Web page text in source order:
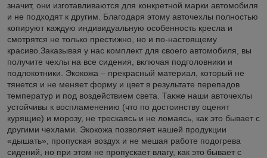
значит, они изготавливаются для конкретной марки автомобиля
и не подходят к другим. Благодаря этому авточехлы полностью
копируют каждую индивидуальную особенность кресла и
смотрятся не только престижно, но и по-настоящему
красиво.Заказывая у нас комплект для своего автомобиля, вы
получите чехлы на все сидения, включая подголовники и
подлокотники. Экокожа – прекрасный материал, который не
тянется и не меняет форму и цвет в результате перепадов
температур и под воздействием света. Также наши авточехлы
устойчивы к воспламенению (что по достоинству оценят
курящие) и морозу, не трескаясь и не ломаясь, как это бывает с
другими чехлами. Экокожа позволяет нашей продукции
«дышать», пропуская воздух и не мешая работе подогрева
сидений, но при этом не пропускает влагу, как это бывает с